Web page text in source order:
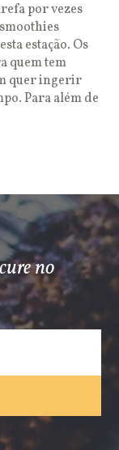
por vezes
estação. Os
quem tem
quer ingerir
Para além de
no